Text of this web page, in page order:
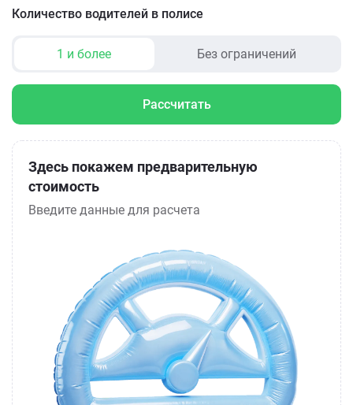
Количество водителей в полисе
1 и более Без ограничений
Рассчитать
Здесь покажем предварительную
стоимость
Введите данные для расчета